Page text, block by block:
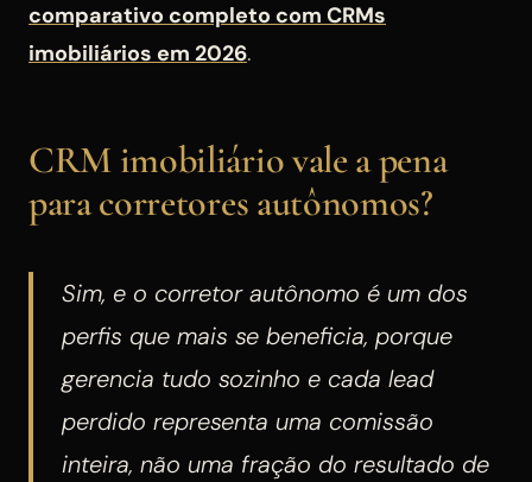
comparativo completo com CRMs
imobiliários em 2026.
CRM imobiliário vale a pena
para corretores autônomos?
Sim, e o corretor autônomo é um dos
perfis que mais se beneficia, porque
gerencia tudo sozinho e cada lead
perdido representa uma comissão
inteira, não uma fração do resultado de